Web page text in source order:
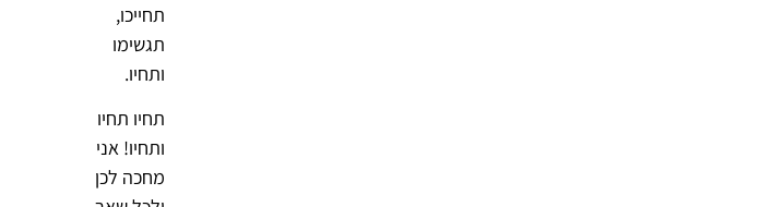
תחייכו,
תגשימו
ותחיו.
תחיו תחיו
ותחיו! אני
מחכה לכן